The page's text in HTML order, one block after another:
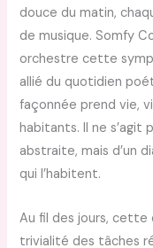
douce du matin,
de musique. Somfy
orchestre cette
allié du quotidien
façonnée prend vie,
habitants. Il ne
abstraite, mais d’un
qui l’habitent.
Au fil des jours, cette
trivialité des tâches